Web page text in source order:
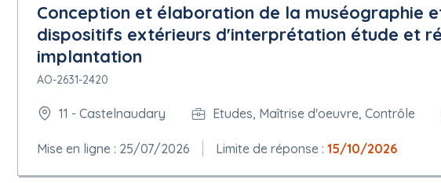
Conception et élaboration de la muséographie
dispositifs extérieurs d'interprétation étude et
implantation
AO-2631-2420
11 - Castelnaudary Etudes, Maîtrise d'oeuvre, Contrôle
Mise en ligne : 25/07/2026 Limite de réponse : 15/10/2026